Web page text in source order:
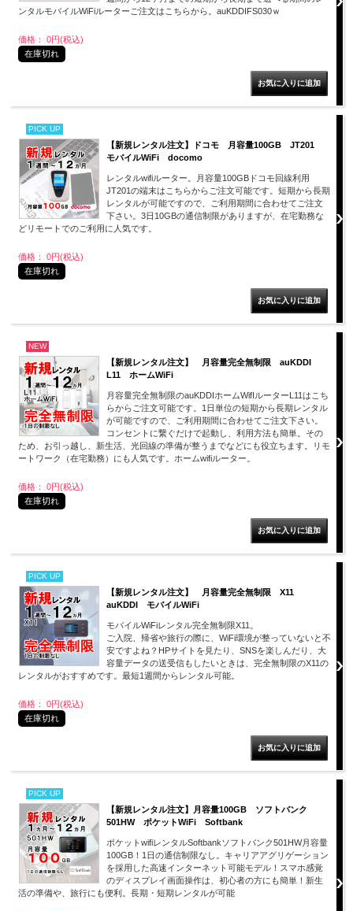
ンタルモバイルWiFiルーターご注文はこちらから。auKDDIFS030ｗ
価格： 0円(税込)
在庫切れ
PICK UP
【新規レンタル注文】ドコモ 月容量100GB JT201
モバイルWiFi docomo
レンタルwifiルーター。月容量100GBドコモ回線利用
JT201の端末はこちらからご注文可能です。短期から長期
レンタルが可能ですので、ご利用期間に合わせてご注文
下さい。3日10GBの通信制限がありますが、在宅勤務な
どリモートでのご利用に人気です。
価格： 0円(税込)
在庫切れ
NEW
【新規レンタル注文】 月容量完全無制限 auKDDI
L11 ホームWiFi
月容量完全無制限のauKDDIホームWifIルーターL11はこち
らからご注文可能です。1日単位の短期から長期レンタル
が可能ですので、ご利用期間に合わせてご注文下さい。
コンセントに繋ぐだけで起動し、利用方法も簡単。その
ため、お引っ越し、新生活、光回線の準備が整うまでなどにも役立ちます。リモ
ートワーク（在宅勤務）にも人気です。ホームwifiルーター。
価格： 0円(税込)
在庫切れ
PICK UP
【新規レンタル注文】 月容量完全無制限 X11
auKDDI モバイルWiFi
モバイルWiFiレンタル完全無制限X11。
ご入院、帰省や旅行の際に、WiFi環境が整っていないと不
安ですよね？HPサイトを見たり、SNSを楽しんだり、大
容量データの送受信もしたいときは、完全無制限のX11の
レンタルがおすすめです。最短1週間からレンタル可能。
価格： 0円(税込)
在庫切れ
PICK UP
【新規レンタル注文】月容量100GB ソフトバンク
501HW ポケットWiFi Softbank
ポケットwifiレンタルSoftbankソフトバンク501HW月容量
100GB！1日の通信制限なし。キャリアアグリゲーション
を採用した高速インターネット可能モデル！スマホ感覚
のディスプレイ画面操作は、初心者の方にも簡単！新生
活の準備や、旅行にも便利。長期・短期レンタルが可能